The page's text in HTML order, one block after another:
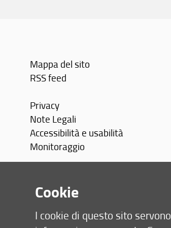
Mappa del sito
RSS feed
Privacy
Note Legali
Accessibilità e usabilità
Monitoraggio
Cookie
I cookie di questo sito